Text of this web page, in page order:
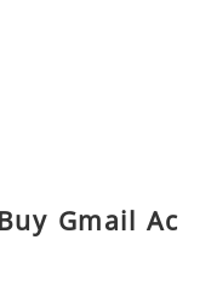
Gmail Ac